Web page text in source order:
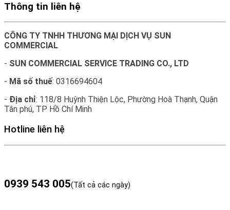
Thông tin liên hệ
CÔNG TY TNHH THƯƠNG MẠI DỊCH VỤ SUN
COMMERCIAL
- SUN COMMERCIAL SERVICE TRADING CO., LTD
- Mã số thuế: 0316694604
- Địa chỉ: 118/8 Huỳnh Thiện Lộc, Phường Hoà Thạnh, Quận
Tân phú, TP Hồ Chí Minh
Hotline liên hệ
0939 543 005(Tất cả các ngày)